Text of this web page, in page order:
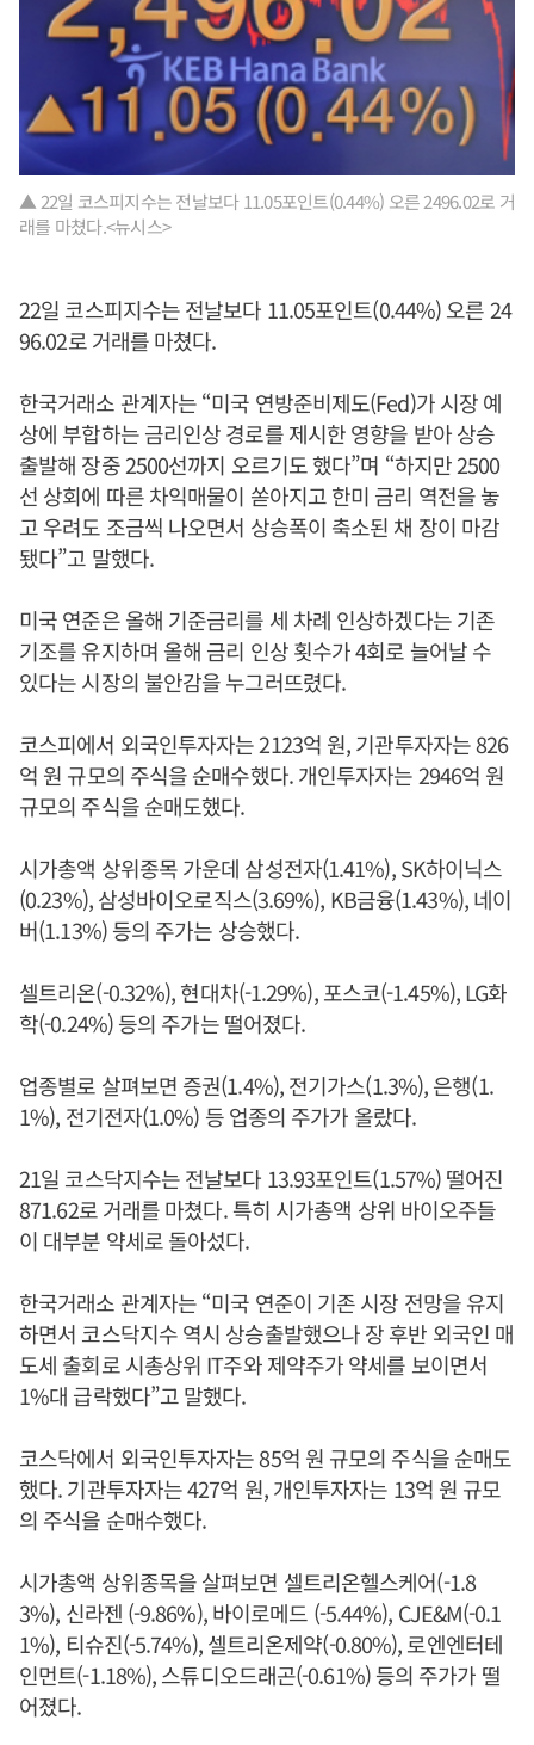
▲ 22일 코스피지수는 전날보다 11.05포인트(0.44%) 오른 2496.02로 거
래를 마쳤다.<뉴시스>
22일 코스피지수는 전날보다 11.05포인트(0.44%) 오른 24
96.02로 거래를 마쳤다.
한국거래소 관계자는 “미국 연방준비제도(Fed)가 시장 예
상에 부합하는 금리인상 경로를 제시한 영향을 받아 상승
출발해 장중 2500선까지 오르기도 했다”며 “하지만 2500
선 상회에 따른 차익매물이 쏟아지고 한미 금리 역전을 놓
고 우려도 조금씩 나오면서 상승폭이 축소된 채 장이 마감
됐다”고 말했다.
미국 연준은 올해 기준금리를 세 차례 인상하겠다는 기존
기조를 유지하며 올해 금리 인상 횟수가 4회로 늘어날 수
있다는 시장의 불안감을 누그러뜨렸다.
코스피에서 외국인투자자는 2123억 원, 기관투자자는 826
억 원 규모의 주식을 순매수했다. 개인투자자는 2946억 원
규모의 주식을 순매도했다.
시가총액 상위종목 가운데 삼성전자(1.41%), SK하이닉스
(0.23%), 삼성바이오로직스(3.69%), KB금융(1.43%), 네이
버(1.13%) 등의 주가는 상승했다.
셀트리온(-0.32%), 현대차(-1.29%), 포스코(-1.45%), LG화
학(-0.24%) 등의 주가는 떨어졌다.
업종별로 살펴보면 증권(1.4%), 전기가스(1.3%), 은행(1.
1%), 전기전자(1.0%) 등 업종의 주가가 올랐다.
21일 코스닥지수는 전날보다 13.93포인트(1.57%) 떨어진
871.62로 거래를 마쳤다. 특히 시가총액 상위 바이오주들
이 대부분 약세로 돌아섰다.
한국거래소 관계자는 “미국 연준이 기존 시장 전망을 유지
하면서 코스닥지수 역시 상승출발했으나 장 후반 외국인 매
도세 출회로 시총상위 IT주와 제약주가 약세를 보이면서
1%대 급락했다”고 말했다.
코스닥에서 외국인투자자는 85억 원 규모의 주식을 순매도
했다. 기관투자자는 427억 원, 개인투자자는 13억 원 규모
의 주식을 순매수했다.
시가총액 상위종목을 살펴보면 셀트리온헬스케어(-1.8
3%), 신라젠 (-9.86%), 바이로메드 (-5.44%), CJE&M(-0.1
1%), 티슈진(-5.74%), 셀트리온제약(-0.80%), 로엔엔터테
인먼트(-1.18%), 스튜디오드래곤(-0.61%) 등의 주가가 떨
어졌다.